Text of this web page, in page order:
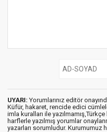
UYARI: Yorumlarınız editör
Küfür, hakaret, rencide edici
imla kuralları ile
harflerle yazılmış yorumlar
yazarları sorumludur. Kurumumuz